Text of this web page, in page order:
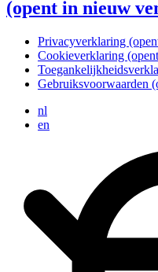
(opent in nieuw
Privacyverklaring
Cookieverklaring
Gebruiksvoorwaarden
nl
en